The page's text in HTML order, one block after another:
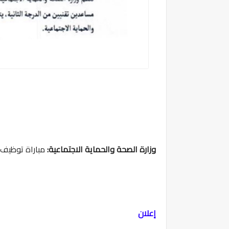
وزارة الصحة والحماية الاجتماعية:مباراة توظيف 400 مساعدا تقنيا من الدرجة الثانية، آخر أجل هو 15
إعلان